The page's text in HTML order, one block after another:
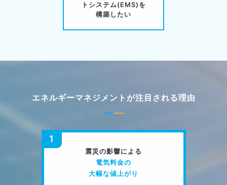
トシステム(EMS)を
構築したい
エネルギーマネジメントが注目される理由​
1
震災の影響による
電気料金の
大幅な値上がり